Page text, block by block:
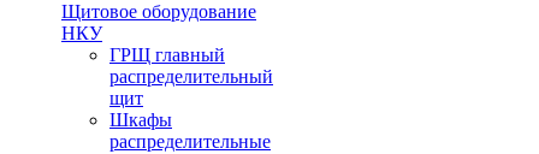
Щитовое оборудование
НКУ
ГРЩ главный
распределительный
щит
Шкафы
распределительные